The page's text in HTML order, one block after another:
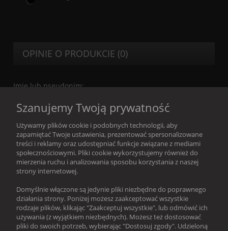
OPINIE O PRODUKCIE (0)
Imię lub pseudonim:
Twoja opinia:
Szanujemy Twoją prywatność
Używamy plików cookie i podobnych technologii, aby
zapamiętać Twoje ustawienia, prezentować spersonalizowane
treści i reklamy oraz udostępniać funkcje związane z mediami
społecznościowymi. Pliki cookie wykorzystujemy również do
mierzenia ruchu i analizowania sposobu korzystania z naszej
strony internetowej.
Domyślnie włączone są jedynie pliki niezbędne do poprawnego
działania strony. Poniżej możesz zaakceptować wszystkie
rodzaje plików, klikając "Zaakceptuj wszystkie", lub odmówić ich
używania (z wyjątkiem niezbędnych). Możesz też dostosować
pliki do swoich potrzeb, wybierając "Dostosuj zgody". Udzieloną